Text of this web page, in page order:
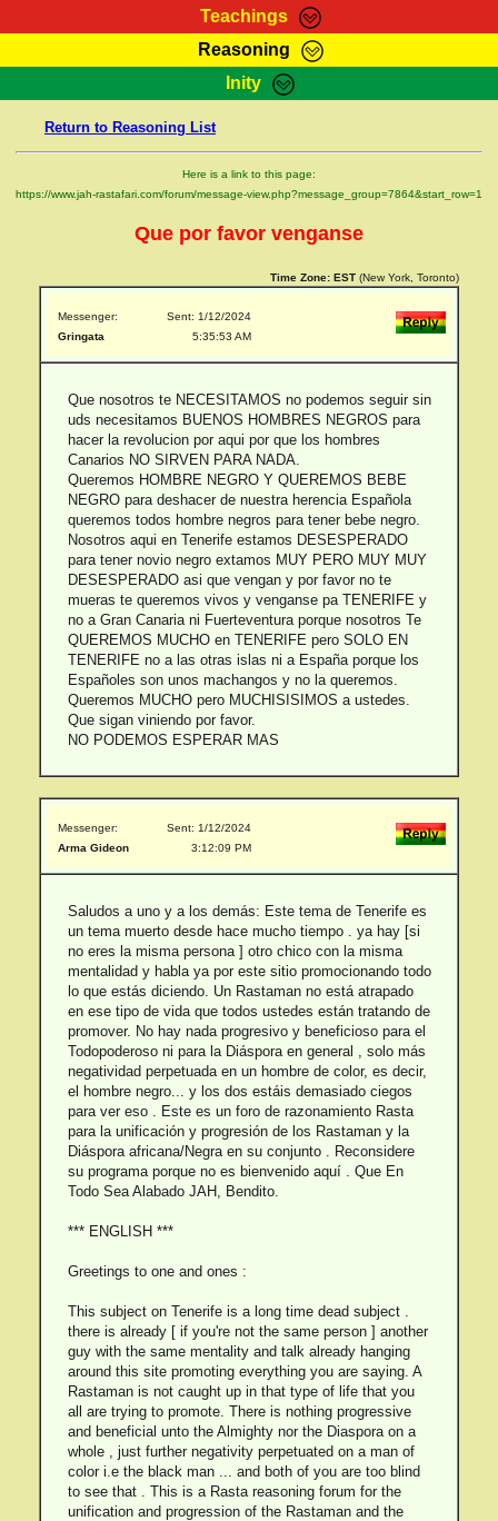
Teachings
RasTafarI Teachings
Bible Search
Reasoning
HomePage
RasTafarI Forum
Itations
Inity
Jah Children Shop
Support Elders
Return to Reasoning List
Here is a link to this page:
https://www.jah-rastafari.com/forum/message-view.php?message_group=7864&start_row=1
Que por favor venganse
Time Zone: EST (New York, Toronto)
Messenger:
Gringata
Sent: 1/12/2024
5:35:53 AM
Que nosotros te NECESITAMOS no podemos seguir sin
uds necesitamos BUENOS HOMBRES NEGROS para
hacer la revolucion por aqui por que los hombres
Canarios NO SIRVEN PARA NADA.
Queremos HOMBRE NEGRO Y QUEREMOS BEBE
NEGRO para deshacer de nuestra herencia Española
queremos todos hombre negros para tener bebe negro.
Nosotros aqui en Tenerife estamos DESESPERADO
para tener novio negro extamos MUY PERO MUY MUY
DESESPERADO asi que vengan y por favor no te
mueras te queremos vivos y venganse pa TENERIFE y
no a Gran Canaria ni Fuerteventura porque nosotros Te
QUEREMOS MUCHO en TENERIFE pero SOLO EN
TENERIFE no a las otras islas ni a España porque los
Españoles son unos machangos y no la queremos.
Queremos MUCHO pero MUCHISISIMOS a ustedes.
Que sigan viniendo por favor.
NO PODEMOS ESPERAR MAS
Messenger:
Arma Gideon
Sent: 1/12/2024
3:12:09 PM
Saludos a uno y a los demás: Este tema de Tenerife es
un tema muerto desde hace mucho tiempo . ya hay [si
no eres la misma persona ] otro chico con la misma
mentalidad y habla ya por este sitio promocionando todo
lo que estás diciendo. Un Rastaman no está atrapado
en ese tipo de vida que todos ustedes están tratando de
promover. No hay nada progresivo y beneficioso para el
Todopoderoso ni para la Diáspora en general , solo más
negatividad perpetuada en un hombre de color, es decir,
el hombre negro... y los dos estáis demasiado ciegos
para ver eso . Este es un foro de razonamiento Rasta
para la unificación y progresión de los Rastaman y la
Diáspora africana/Negra en su conjunto . Reconsidere
su programa porque no es bienvenido aquí . Que En
Todo Sea Alabado JAH, Bendito.
*** ENGLISH ***
Greetings to one and ones :
This subject on Tenerife is a long time dead subject .
there is already [ if you're not the same person ] another
guy with the same mentality and talk already hanging
around this site promoting everything you are saying. A
Rastaman is not caught up in that type of life that you
all are trying to promote. There is nothing progressive
and beneficial unto the Almighty nor the Diaspora on a
whole , just further negativity perpetuated on a man of
color i.e the black man ... and both of you are too blind
to see that . This is a Rasta reasoning forum for the
unification and progression of the Rastaman and the